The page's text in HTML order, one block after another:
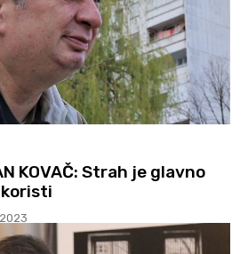
KOVAČ: Strah je glavno